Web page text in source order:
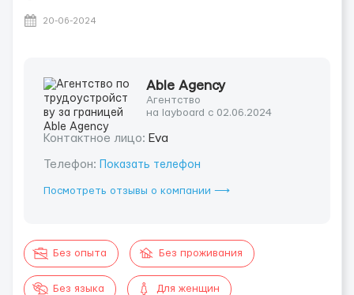
20-06-2024
Able Agency
Агентство
на layboard с 02.06.2024
Контактное лицо: Eva
Телефон: Показать телефон
Посмотреть отзывы о компании ⟶
Без опыта Без проживания
Без языка Для женщин